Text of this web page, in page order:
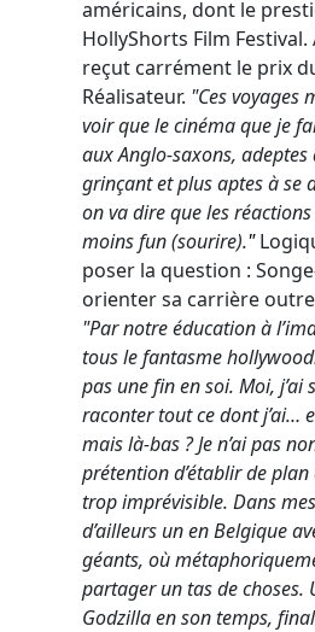
américains, dont le
HollyShorts Film
reçut carrément le prix
Réalisateur. "Ces voyages
voir que le cinéma que je
aux Anglo-saxons, adeptes
grinçant et plus aptes à se
on va dire que les
moins fun (sourire)."
poser la question :
orienter sa carrière
"Par notre éducation à
tous le fantasme
pas une fin en soi. Moi, j’ai
raconter tout ce dont j’ai…
mais là-bas ? Je n’ai pas
prétention d’établir de plan
trop imprévisible. Dans
d’ailleurs un en Belgique
géants, où
partager un tas de choses.
Godzilla en son temps,